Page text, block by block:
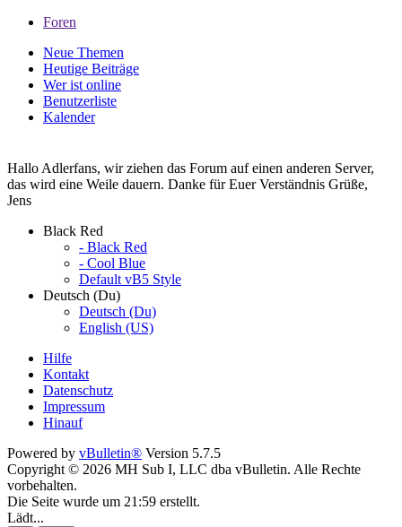
Foren
Neue Themen
Heutige Beiträge
Wer ist online
Benutzerliste
Kalender
Hallo Adlerfans, wir ziehen das Forum auf einen anderen Server,
das wird eine Weile dauern. Danke für Euer Verständnis Grüße,
Jens
Black Red
- Black Red
- Cool Blue
Default vB5 Style
Deutsch (Du)
Deutsch (Du)
English (US)
Hilfe
Kontakt
Datenschutz
Impressum
Hinauf
Powered by vBulletin® Version 5.7.5
Copyright © 2026 MH Sub I, LLC dba vBulletin. Alle Rechte
vorbehalten.
Die Seite wurde um 21:59 erstellt.
Lädt...